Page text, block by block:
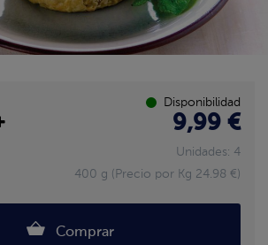
Disponibilidad
9,99 €
Unidades: 4
400 g (Precio por Kg 24.98 €)
Comprar